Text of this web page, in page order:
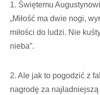
1. Świętemu
„Miłość ma dwie nogi,
miłości do ludzi. Nie
nieba”.
2. Ale jak to pogodzić z
nagrodę za